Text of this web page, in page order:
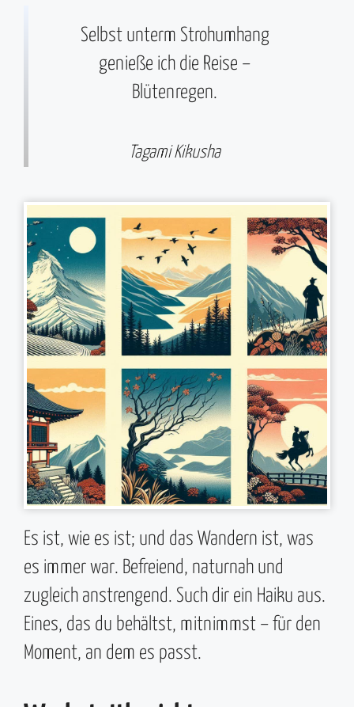
Selbst unterm Strohumhang
genieße ich die Reise –
Blütenregen.
Tagami Kikusha
Es ist, wie es ist; und das Wandern ist, was
es immer war. Befreiend, naturnah und
zugleich anstrengend. Such dir ein Haiku aus.
Eines, das du behältst, mitnimmst – für den
Moment, an dem es passt.